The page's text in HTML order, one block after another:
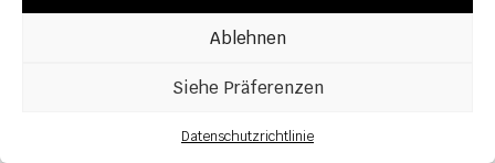
Ablehnen
Siehe Präferenzen
Datenschutzrichtlinie